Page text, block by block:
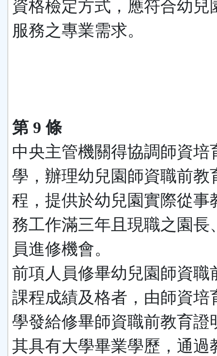
資格檢定方式，應符合幼兒
服務之專業需求。
第 9 條
中央主管機關得協調師資培
學，辦理幼兒園師資職前教
程，提供於幼兒園實際從事
務工作滿三年且現職之園長
員進修機會。
前項人員修畢幼兒園師資職
課程成績及格者，由師資培
學發給修畢師資職前教育證
其具有大學畢業學歷，通過